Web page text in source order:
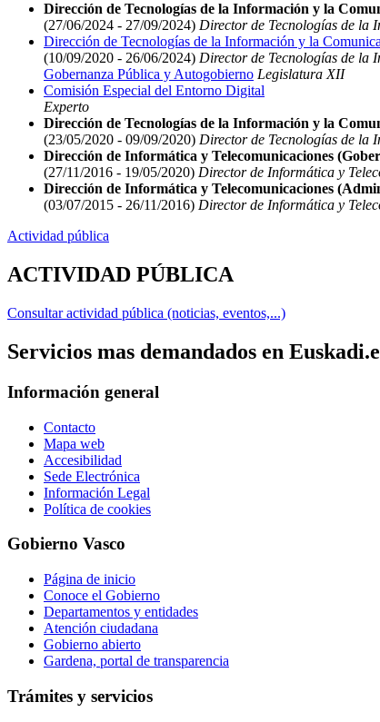
Dirección de Tecnologías de la Información y la
(27/06/2024 - 27/09/2024) Director de Tecnologías de la
Dirección de Tecnologías de la Información y la
(10/09/2020 - 26/06/2024) Director de Tecnologías de la
Gobernanza Pública y Autogobierno Legislatura XII
Comisión Especial del Entorno Digital
Experto
Dirección de Tecnologías de la Información y la
(23/05/2020 - 09/09/2020) Director de Tecnologías de la
Dirección de Informática y Telecomunicaciones
(27/11/2016 - 19/05/2020) Director de Informática y
Dirección de Informática y Telecomunicaciones
(03/07/2015 - 26/11/2016) Director de Informática y
Actividad pública
ACTIVIDAD PÚBLICA
Consultar actividad pública (noticias, eventos,...)
Servicios mas demandados en
Información general
Contacto
Mapa web
Accesibilidad
Sede Electrónica
Información Legal
Política de cookies
Gobierno Vasco
Página de inicio
Conoce el Gobierno
Departamentos y entidades
Atención ciudadana
Gobierno abierto
Gardena, portal de transparencia
Trámites y servicios